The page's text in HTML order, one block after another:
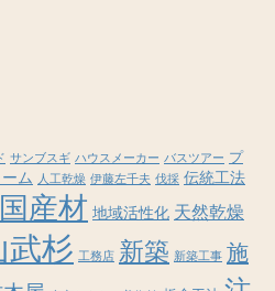
サンブスギ ハウスメーカー バスツアー プ
ム 人工乾燥 伊藤左千夫 伐採 伝統工法
国産材 地域活性化 天然乾燥
武杉 工務店 新築 新築工事 施